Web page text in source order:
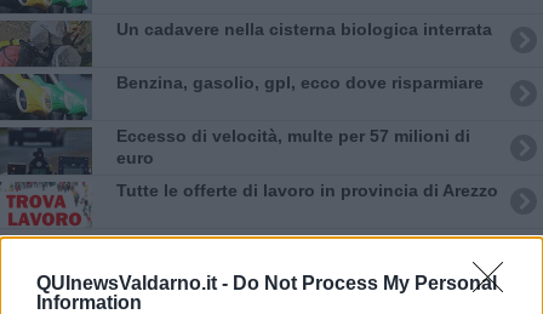
QUInewsValdarno.it - Do Not Process My Personal
Information
Un cadavere nella cisterna biologica interrata
​Benzina, gasolio, gpl, ecco dove risparmiare
Eccesso di velocità, multe per 57 milioni di
euro
​Tutte le offerte di lavoro in provincia di Arezzo
E' morto Francesco Guccini
​Benzina, gasolio, gpl, ecco dove risparmiare